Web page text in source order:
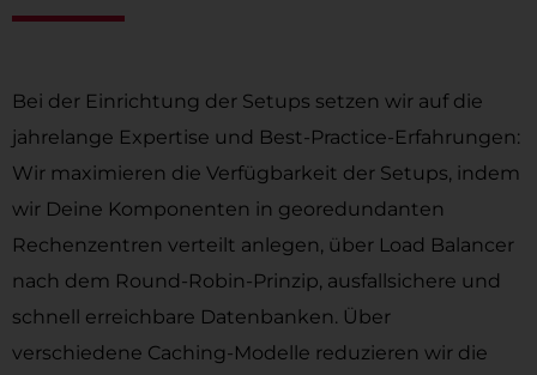
Bei der Einrichtung der Setups setzen wir auf die
jahrelange Expertise und Best-Practice-Erfahrungen:
Wir maximieren die Verfügbarkeit der Setups, indem
wir Deine Komponenten in georedundanten
Rechenzentren verteilt anlegen, über Load Balancer
nach dem Round-Robin-Prinzip, ausfallsichere und
schnell erreichbare Datenbanken. Über
verschiedene Caching-Modelle reduzieren wir die